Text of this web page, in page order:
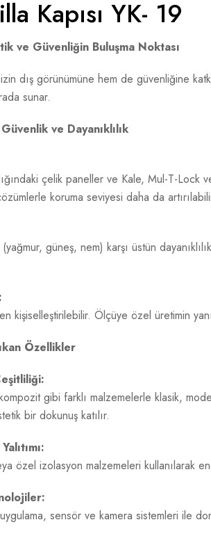
Kapısı YK- 19
ve Güvenliğin Buluşma Noktası
dış görünümüne hem de güvenliğine
sunar.
ve Dayanıklılık
çelik paneller ve Kale, Mul-T-
koruma seviyesi daha da
güneş, nem) karşı üstün
kişiselleştirilebilir. Ölçüye özel üretimin
Özellikler
gibi farklı malzemelerle klasik,
bir dokunuş katılır.
özel izolasyon malzemeleri kullanılarak
sensör ve kamera sistemleri ile